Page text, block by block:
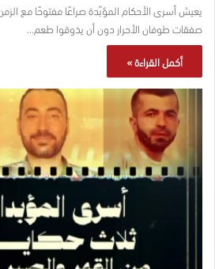
يعيش أسرى الأحكام المؤبّدة صراعًا مفتوحًا مع
صفقات طوفان الأحرار دون أن يذوقوا طعم…
أكمل القراءة »